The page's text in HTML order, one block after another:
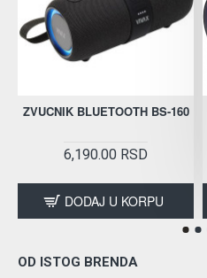
ZVUCNIK BLUETOOTH BS-160
6,190.00 RSD
DODAJ U KORPU
OD ISTOG BRENDA